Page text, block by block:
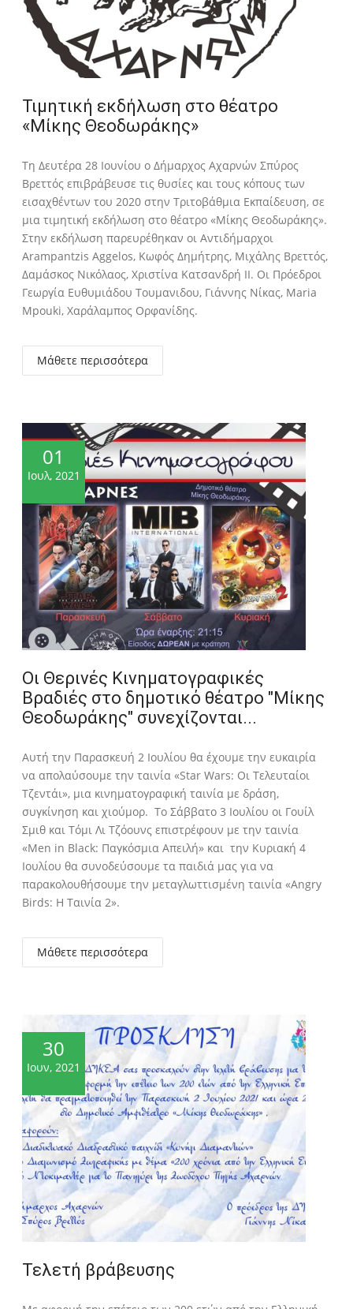
Τιμητική εκδήλωση στο θέατρο
«Μίκης Θεοδωράκης»
Τη Δευτέρα 28 Ιουνίου ο Δήμαρχος Αχαρνών Σπύρος
Βρεττός επιβράβευσε τις θυσίες και τους κόπους των
εισαχθέντων του 2020 στην Τριτοβάθμια Εκπαίδευση, σε
μια τιμητική εκδήλωση στο θέατρο «Μίκης Θεοδωράκης».
Στην εκδήλωση παρευρέθηκαν οι Αντιδήμαρχοι
Arampantzis Aggelos, Κωφός Δημήτρης, Μιχάλης Βρεττός,
Δαμάσκος Νικόλαος, Χριστίνα Κατσανδρή II. Οι Πρόεδροι
Γεωργία Ευθυμιάδου Τουμανιδου, Γιάννης Νίκας, Maria
Mpouki, Χαράλαμπος Ορφανίδης.
Μάθετε περισσότερα
01
Ιουλ, 2021
Οι Θερινές Κινηματογραφικές
Βραδιές στο δημοτικό θέατρο "Μίκης
Θεοδωράκης" συνεχίζονται...
Αυτή την Παρασκευή 2 Ιουλίου θα έχουμε την ευκαιρία
να απολαύσουμε την ταινία «Star Wars: Οι Τελευταίοι
Τζεντάι», μια κινηματογραφική ταινία με δράση,
συγκίνηση και χιούμορ. Το Σάββατο 3 Ιουλίου οι Γουίλ
Σμιθ και Τόμι Λι Τζόουνς επιστρέφουν με την ταινία
«Men in Black: Παγκόσμια Απειλή» και την Κυριακή 4
Ιουλίου θα συνοδεύσουμε τα παιδιά μας για να
παρακολουθήσουμε την μεταγλωττισμένη ταινία «Angry
Birds: Η Ταινία 2».
Μάθετε περισσότερα
30
Ιουν, 2021
Τελετή βράβευσης